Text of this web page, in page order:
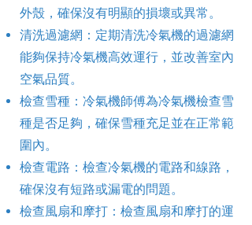
外殼，確保沒有明顯的損壞或異常。
清洗過濾網：定期清洗冷氣機的過濾網
能夠保持冷氣機高效運行，並改善室內
空氣品質。
檢查雪種：冷氣機師傅為冷氣機檢查雪
種是否足夠，確保雪種充足並在正常範
圍內。
檢查電路：檢查冷氣機的電路和線路，
確保沒有短路或漏電的問題。
檢查風扇和摩打：檢查風扇和摩打的運